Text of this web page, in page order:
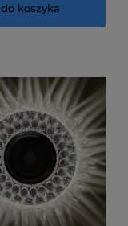
do koszyka